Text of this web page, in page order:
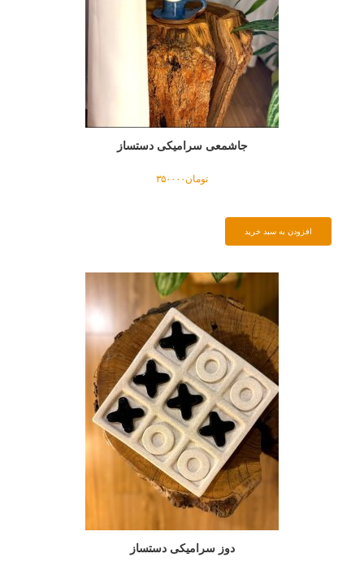
جاشمعی سرامیکی دستساز
تومان۳۵۰۰۰۰
افزودن به سبد خرید
دوز سرامیکی دستساز